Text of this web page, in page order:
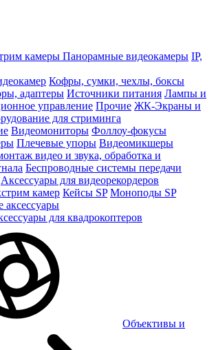
камеры Панорамные видеокамеры IP,
Кофры, сумки, чехлы, боксы
адаптеры Источники питания Лампы и
управление Прочие ЖК-Экраны и
для стриминга
Видеомониторы Фоллоу-фокусы
Плечевые упоры Видеомикшеры
видео и звука, обработка и
Беспроводные системы передачи
Аксессуары для видеорекордеров
камер Кейсы SP Моноподы SP
аксессуары
для квадрокоптеров
Объективы и